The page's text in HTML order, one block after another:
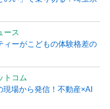
ース
ィーがこどもの体験格差の
トコム
場から発信！不動産×AI